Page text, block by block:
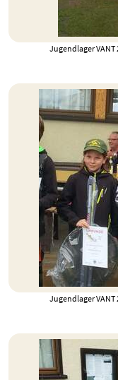
Jugendlager VANT
Jugendlager VANT